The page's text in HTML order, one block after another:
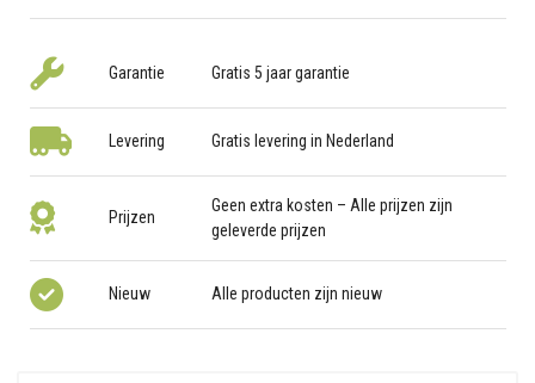
Garantie Gratis 5 jaar garantie
Levering Gratis levering in Nederland
Prijzen
Geen extra kosten – Alle prijzen zijn
geleverde prijzen
Nieuw Alle producten zijn nieuw